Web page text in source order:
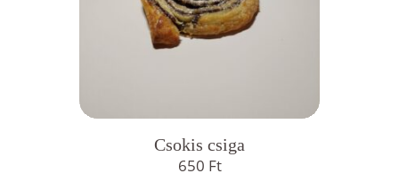
Csokis csiga
650 Ft